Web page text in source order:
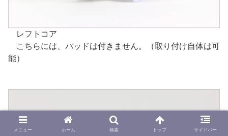
レフトコア
こちらには、パッドは付きません。（取り付け自体は可
能）
メニュー ホーム 検索 トップ サイドバー